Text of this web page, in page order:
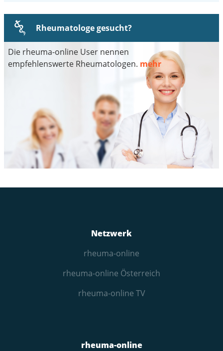
Rheumatologe gesucht?
Die rheuma-online User nennen
empfehlenswerte Rheumatologen. mehr
Netzwerk
rheuma-online
rheuma-online Österreich
rheuma-online TV
rheuma-online